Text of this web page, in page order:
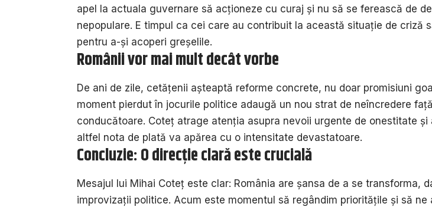
apel la actuala guvernare să acționeze cu curaj și nu să se ferească de
nepopulare. E timpul ca cei care au contribuit la această situație de criză
pentru a-și acoperi greșelile.
Românii vor mai mult decât vorbe
De ani de zile, cetățenii așteaptă reforme concrete, nu doar promisiuni
moment pierdut în jocurile politice adaugă un nou strat de neîncredere
conducătoare. Coteț atrage atenția asupra nevoii urgente de onestitate și
altfel nota de plată va apărea cu o intensitate devastatoare.
Concluzie: O direcție clară este crucială
Mesajul lui Mihai Coteț este clar: România are șansa de a se transforma,
improvizații politice. Acum este momentul să regândim prioritățile și să ne